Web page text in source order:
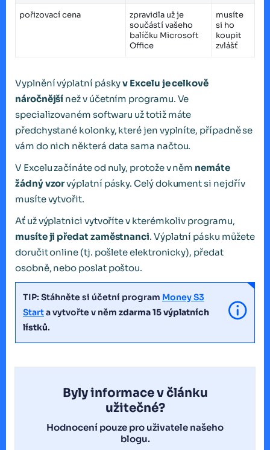
pořizovací cena
zpravidla už je
součástí vašeho
balíčku Microsoft
Office
musíte
si ho
koupit
zvlášť
Vyplnění výplatní páskyv Excelu je celkově
náročnější než v účetním programu. Ve
specializovaném softwaru už totiž máte
předchystané kolonky, které jen vyplníte, případně se
vám do nich některá data sama načtou.
V Excelu začínáte od nuly, protože v něm nemáte
žádný vzorvýplatní pásky. Celý dokument si nejdřív
musíte vytvořit.
Ať už výplatnici vytvoříte v kterémkoliv programu,
musíte ji předat zaměstnanci. Výplatní pásku můžete
doručit online (tj. pošlete elektronicky), předat
osobně, nebo poslat poštou.
TIP: Stáhněte si účetní program Money S3
Starta vytvořte v něm zdarma 15 výplatních
lístků.
Byly informace v článku
užitečné?
Hodnocení pouze pro uživatele našeho
blogu.